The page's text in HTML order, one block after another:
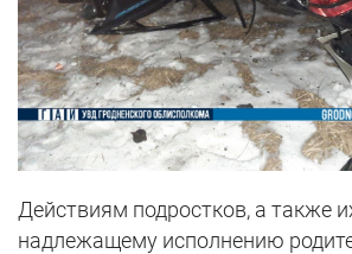
Действиям подростков, а также
надлежащему исполнению